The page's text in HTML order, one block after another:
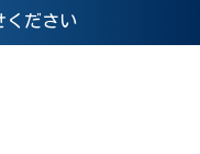
ください